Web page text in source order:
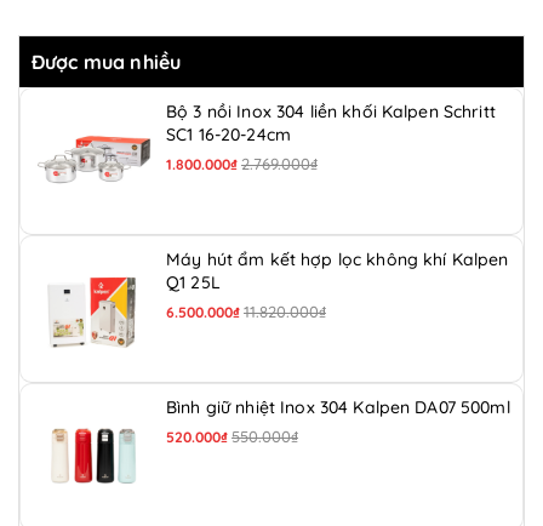
Được mua nhiều
Bộ 3 nồi Inox 304 liền khối Kalpen Schritt
SC1 16-20-24cm
1.800.000₫ 2.769.000₫
Máy hút ẩm kết hợp lọc không khí Kalpen
Q1 25L
6.500.000₫ 11.820.000₫
Bình giữ nhiệt Inox 304 Kalpen DA07 500ml
520.000₫ 550.000₫